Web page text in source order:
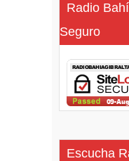
Radio
Seguro
Escucha